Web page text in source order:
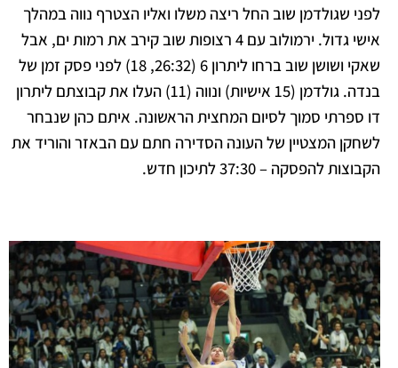
לפני שגולדמן שוב החל ריצה משלו ואליו הצטרף נווה במהלך
אישי גדול.
ירמולוב עם 4 רצופות שוב קירב את רמות ים, אבל
שאקי ושושן שוב ברחו ליתרון 6 (26:32, 18) לפני פסק זמן של
בנדה. גולדמן (15 אישיות) ונווה (11) העלו את קבוצתם ליתרון
דו ספרתי סמוך לסיום המחצית הראשונה. איתם כהן שנבחר
לשחקן המצטיין של העונה הסדירה חתם עם הבאזר והוריד את
הקבוצות להפסקה – 37:30 לתיכון חדש.